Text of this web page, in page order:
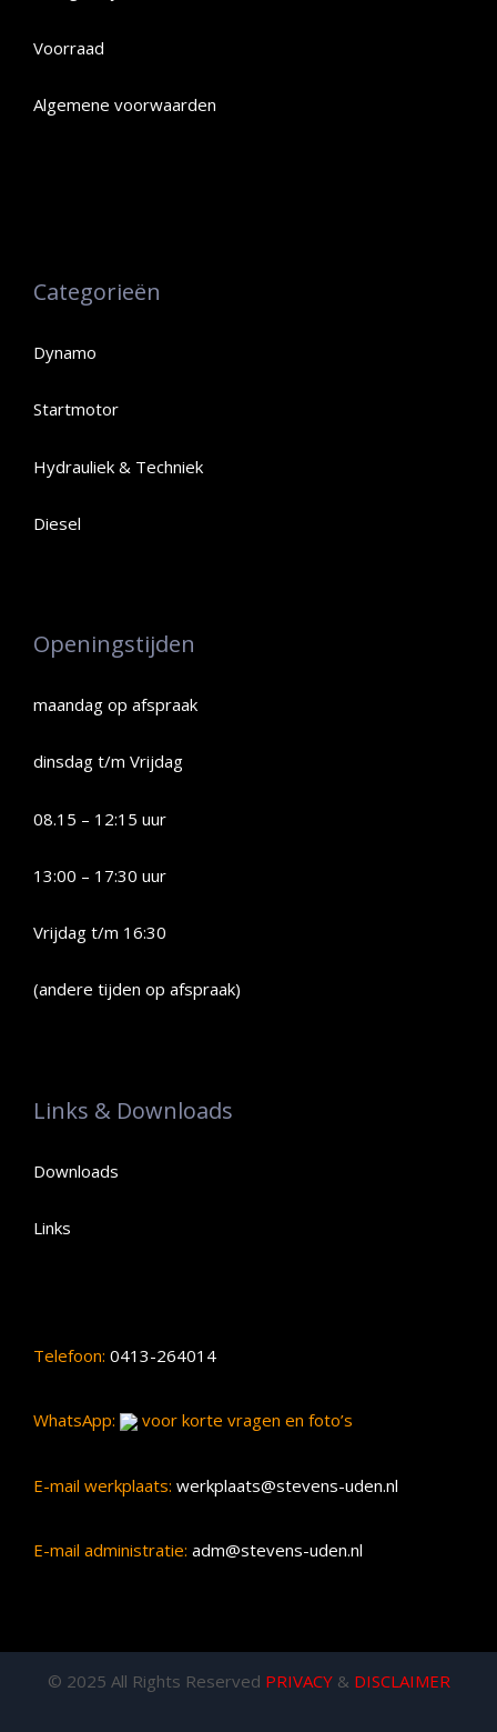
Voorraad
Algemene voorwaarden
Categorieën
Dynamo
Startmotor
Hydrauliek & Techniek
Diesel
Openingstijden
maandag op afspraak
dinsdag t/m Vrijdag
08.15 – 12:15 uur
13:00 – 17:30 uur
Vrijdag t/m 16:30
(andere tijden op afspraak)
Links & Downloads
Downloads
Links
Telefoon: 0413-264014
WhatsApp: voor korte vragen en foto’s
E-mail werkplaats: werkplaats@stevens-uden.nl
E-mail administratie: adm@stevens-uden.nl
© 2025 All Rights Reserved PRIVACY& DISCLAIMER